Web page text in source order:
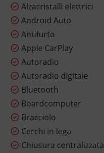
Alzacristalli elettrici
Android Auto
Antifurto
Apple CarPlay
Autoradio
Autoradio digitale
Bluetooth
Boardcomputer
Bracciolo
Cerchi in lega
Chiusura centralizzata